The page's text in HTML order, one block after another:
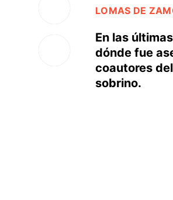
LOMAS DE
En las
dónde fue
coautores
sobrino.